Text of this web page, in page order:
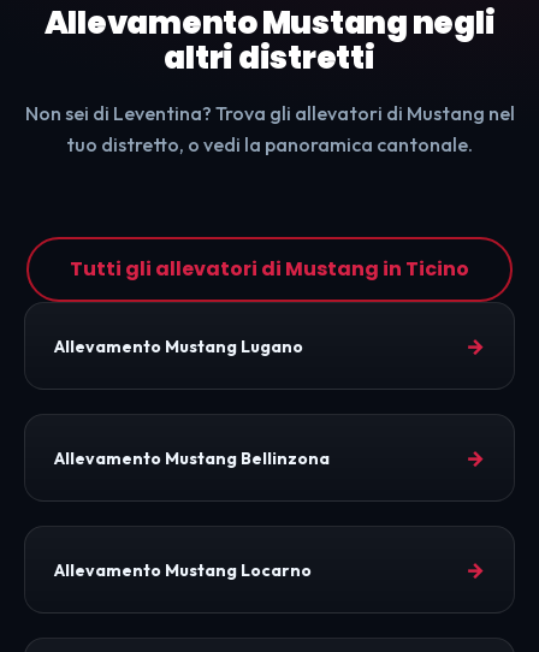
Allevamento Mustang negli
altri distretti
Non sei di Leventina? Trova gli allevatori di Mustang nel
tuo distretto, o vedi la panoramica cantonale.
Tutti gli allevatori di Mustang in Ticino
Allevamento Mustang Lugano →
Allevamento Mustang Bellinzona →
Allevamento Mustang Locarno →